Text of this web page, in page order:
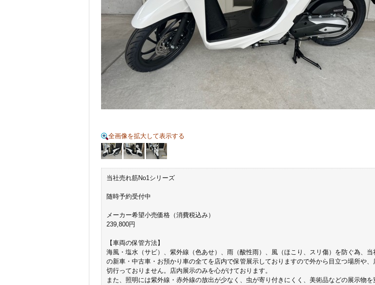
全画像を拡大して表示する
当社売れ筋No1シリーズ
随時予約受付中
メーカー希望小売価格（消費税込み）
239,800円
【車両の保管方法】
海風・塩水（サビ）、紫外線（色あせ）、雨（酸性雨）、風（ほこり、スリ傷）を防ぐ為、当
の新車・中古車・お預かり車の全てを店内で保管展示しておりますので外から目立つ場所や、
切行っておりません。店内展示のみを心がけております。
また、照明には紫外線・赤外線の放出が少なく、虫が寄り付きにくく、美術品などの展示物を